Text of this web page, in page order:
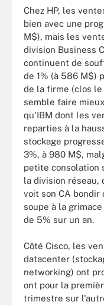
Chez HP, les
bien avec une
M$), mais les
division Business
continuent de
de 1% (à 586 M$)
de la firme (clos le
semble faire
qu'IBM dont les
reparties à la
stockage
3%, à 980 M$,
petite consolation
la division réseau,
voit son CA bondir
soupe à la
de 5% sur un an.
Côté Cisco, les
datacenter
networking) ont
ont pour la
trimestre sur